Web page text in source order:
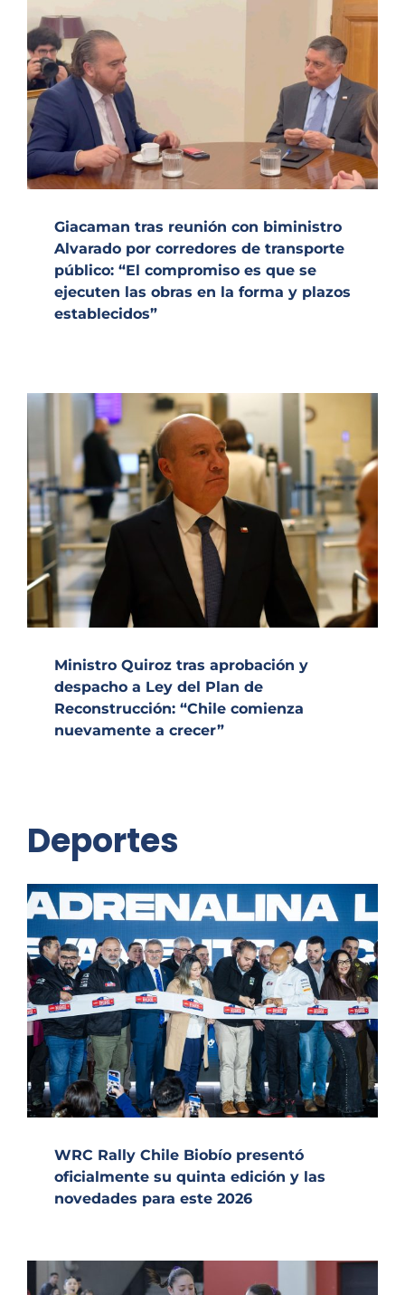
Giacaman tras reunión con biministro
Alvarado por corredores de transporte
público: “El compromiso es que se
ejecuten las obras en la forma y plazos
establecidos”
Ministro Quiroz tras aprobación y
despacho a Ley del Plan de
Reconstrucción: “Chile comienza
nuevamente a crecer”
Deportes
WRC Rally Chile Biobío presentó
oficialmente su quinta edición y las
novedades para este 2026